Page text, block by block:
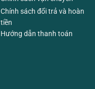
Chính sách đổi trả và hoàn
tiền
Hướng dẫn thanh toán